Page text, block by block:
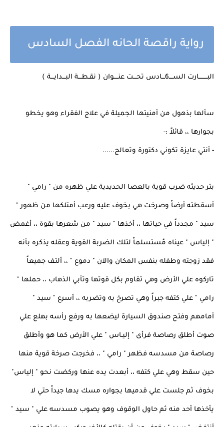
رواية راقصة الحانه الفصل السادس
البــــــــارت الســــ6ـــادس تحـــت عنــــوان ( نقـطـــة البـــدايـــة )
سألها بذهول من أمنيتها الجميلة في علاج الفقراء وهو يخطو
بجوارها ،، قائلاً :-
- أنتي عايزة تكوني دكتورة وتعالج......
بتر حديثه ضرب قوية بالعصا الحديدية علي ظهره من " رامي "
أسقطته أرضاً وصرخت هي بخوف عليه ورعب أمتلكها من ظهور "
سيد " مجدداً في حياتها ،، أخذها " سيد " من شعرها بقوة ،، أغمض
" إلياس " عيناه مُستسلماً لتلك الضربة القوية وعقله يذكره بأنه
فقد زوجته وطفله بنفس المكان والآن " دموع " ،، ألتف جميعاً
تاركوه علي الأرض وهي تقاوم بكل قوتها وتأبي الذهاب ،، حملها "
رامي " علي كتفه جبراً وهي تصرخ به وتضربه ،، أسرع " سيد "
أمامهم وفتح صندوق السيارة ليضعها به ورفع رأسه بهلع علي
صوت أطلق رصاصة فرأى " إليـاس " علي الأرض كما هو وأطلق
رصاصة من مسدسه فظهر " رامي " ،، فخرجت صرخة قوية منها
حين سقط وهي علي كتفه ،، أبعدت يده عنها وركضت نحو " إلياس"
بخوف ثم جلست علي قدميها بجواره مسك يدها جيداً حتي لا
يأخذها أحد منه ثم حاول الوقوف وهو يصوب مسدسه علي " سيد "